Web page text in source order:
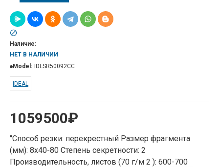
1059500₽
Наличие:
НЕТ В НАЛИЧИИ
Model: IDLSR50092CC
IDEAL
"Способ резки: перекрестный Размер фрагмента
(мм): 8х40-80 Степень секретности: 2
Производительность, листов (70 г/м 2 ): 600-700